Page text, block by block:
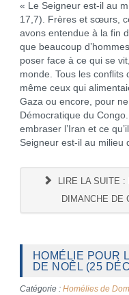
« Le Seigneur est-il au
17,7). Frères et sœurs,
avons entendue à la fin
que beaucoup
poser face à ce qui se
monde. Tous les conflits
même ceux qui
Gaza ou encore, pour
Démocratique du
embraser l’Iran et ce
Seigneur est-il au milieu
LIRE LA SUITE
DIMANCHE DE
HOMÉLIE POUR
DE NOÊL (25
Catégorie : Homélies de